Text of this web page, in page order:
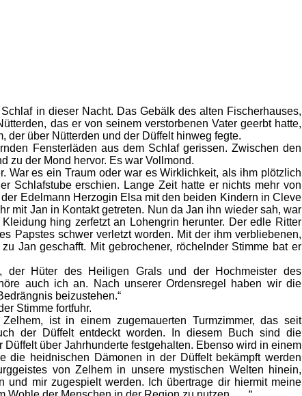
in dieser Nacht. Das Gebälk des alten Fischerhauses,
das er von seinem verstorbenen Vater geerbt hatte,
der über Nütterden und der Düffelt hinweg fegte.
Fensterläden aus dem Schlaf gerissen. Zwischen den
zu der Mond hervor. Es war Vollmond.
War es ein Traum oder war es Wirklichkeit, als ihm plötzlich
Schlafstube erschien. Lange Zeit hatte er nichts mehr von
Edelmann Herzogin Elsa mit den beiden Kindern in Cleve
mit Jan in Kontakt getreten. Nun da Jan ihn wieder sah, war
hing zerfetzt an Lohengrin herunter. Der edle Ritter
Papstes schwer verletzt worden. Mit der ihm verbliebenen,
Jan geschafft. Mit gebrochener, röchelnder Stimme bat er
der Hüter des Heiligen Grals und der Hochmeister des
auch ich an. Nach unserer Ordensregel haben wir die
beizustehen.“
Stimme fortfuhr.
ist in einem zugemauerten Turmzimmer, das seit
der Düffelt entdeckt worden. In diesem Buch sind die
über Jahrhunderte festgehalten. Ebenso wird in einem
die heidnischen Dämonen in der Düffelt bekämpft werden
von Zelhem in unsere mystischen Welten hinein,
und mir zugespielt werden. Ich übertrage dir hiermit meine